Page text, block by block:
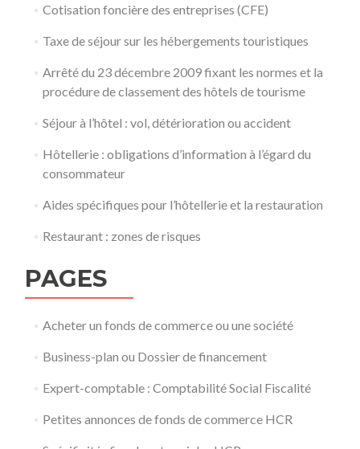
Cotisation foncière des entreprises (CFE)
Taxe de séjour sur les hébergements touristiques
Arrêté du 23 décembre 2009 fixant les normes et la
procédure de classement des hôtels de tourisme
Séjour à l’hôtel : vol, détérioration ou accident
Hôtellerie : obligations d’information à l’égard du
consommateur
Aides spécifiques pour l’hôtellerie et la restauration
Restaurant : zones de risques
PAGES
Acheter un fonds de commerce ou une société
Business-plan ou Dossier de financement
Expert-comptable : Comptabilité Social Fiscalité
Petites annonces de fonds de commerce HCR